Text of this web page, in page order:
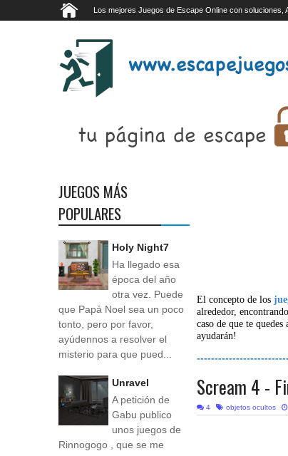
Los mejores Juegos de Escape Online con
El concepto de los
alrededor,
caso de que te
ayudarán!
Scream 4 -
4 objetos ocultos
JUEGOS MÁS
POPULARES
Holy Night7
Ha llegado esa
época del año
otra vez. Puede
que Papá Noel sea un poco
tonto, pero por favor,
ayúdennos a resolver el
misterio para que pued...
Unravel
A petición de
Gabu publico
unos juegos de
Rinnogogo , que se me